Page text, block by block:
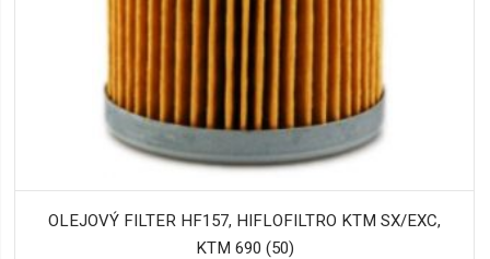
OLEJOVÝ FILTER HF157, HIFLOFILTRO KTM SX/EXC,
KTM 690 (50)